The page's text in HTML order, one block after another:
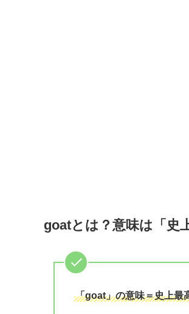
goatとは？意味は「史
「goat」の意味＝史上最